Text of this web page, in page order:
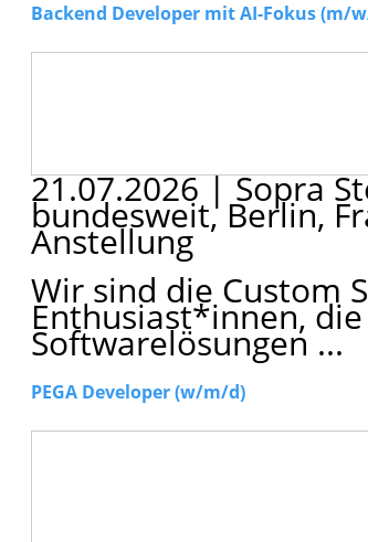
Backend Developer mit AI-Fokus (m/
21.07.2026|Sopra
bundesweit, Berlin,
Anstellung
Wir sind die Custom
Enthusiast*innen,
Softwarelösungen ...
PEGA Developer (w/m/d)